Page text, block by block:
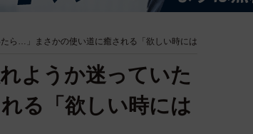
ら…」まさかの使い道に癒される「欲しい時には
ようか迷っていた
る「欲しい時には